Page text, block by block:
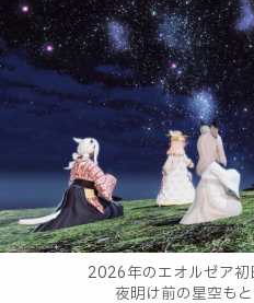
2026年のエオルゼア
夜明け前の星空も